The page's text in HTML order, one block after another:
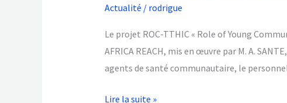
Actualité / rodrigue
Le projet ROC-TTHIC « Role of Young
AFRICA REACH, mis en œuvre par M. A.
agents de santé communautaire, le
TTHIC
Health
Lire la suite »